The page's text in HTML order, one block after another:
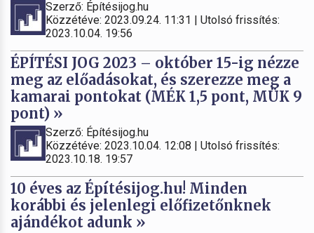
Szerző: Építésijog.hu
Közzétéve: 2023.09.24. 11:31 | Utolsó frissítés:
2023.10.04. 19:56
ÉPÍTÉSI JOG 2023 – október 15-ig nézze
meg az előadásokat, és szerezze meg a
kamarai pontokat (MÉK 1,5 pont, MÜK 9
pont) »
Szerző: Építésijog.hu
Közzétéve: 2023.10.04. 12:08 | Utolsó frissítés:
2023.10.18. 19:57
10 éves az Építésijog.hu! Minden
korábbi és jelenlegi előfizetőnknek
ajándékot adunk »